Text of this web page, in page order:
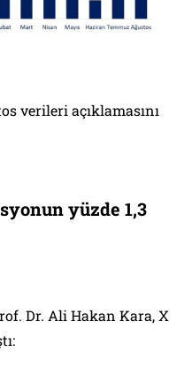
verileri açıklamasını
yüzde 1,3
Dr. Ali Hakan Kara, X